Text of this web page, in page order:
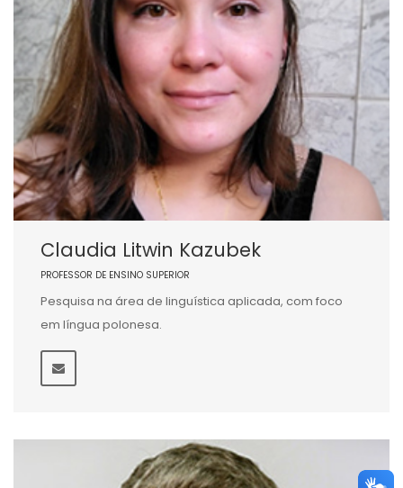
Claudia Litwin Kazubek
PROFESSOR DE ENSINO SUPERIOR
Pesquisa na área de linguística aplicada, com foco
em língua polonesa.